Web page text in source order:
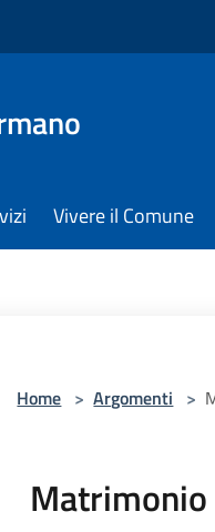
Vivere il Comune
Home > Argomenti >
Matrimonio